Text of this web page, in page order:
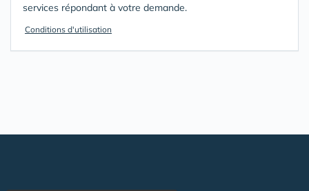
services répondant à votre demande.
Conditions d'utilisation